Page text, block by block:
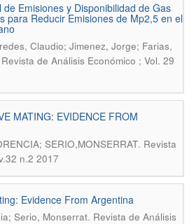
Emisiones y Disponibilidad de Gas
para Reducir Emisiones de Mp2,5 en el
Claudio; Jimenez, Jorge; Farias,
Revista de Análisis Económico ; Vol. 29
MATING: EVIDENCE FROM
SERIO,MONSERRAT. Revista
n.2 2017
Evidence From Argentina
Serio, Monserrat. Revista de Análisis